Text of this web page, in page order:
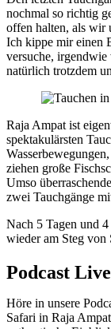
nochmal so richtig
offen halten, als wir
Ich kippe mir einen
versuche, irgendwie
natürlich trotzdem
Raja Ampat ist
spektakulärsten
ziehen große
Umso
zwei Tauchgänge
Nach 5 Tagen und
wieder am Steg von
Podcast
Höre in unsere
Safari in Raja